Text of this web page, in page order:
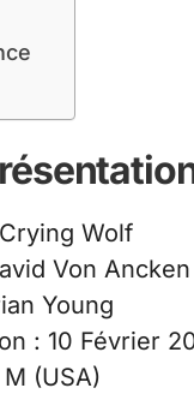
Wolf
Von Ancken
Young
: 10 Février
(USA)